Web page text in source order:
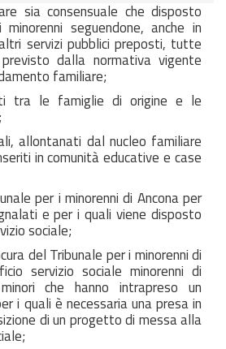
sia consensuale che disposto
seguendone, anche in
servizi pubblici preposti, tutte
dalla normativa vigente
familiare;
tra le famiglie di origine e le
allontanati dal nucleo familiare
in comunità educative e case
per i minorenni di Ancona per
e per i quali viene disposto
sociale;
del Tribunale per i minorenni di
servizio sociale minorenni di
che hanno intrapreso un
i quali è necessaria una presa in
di un progetto di messa alla